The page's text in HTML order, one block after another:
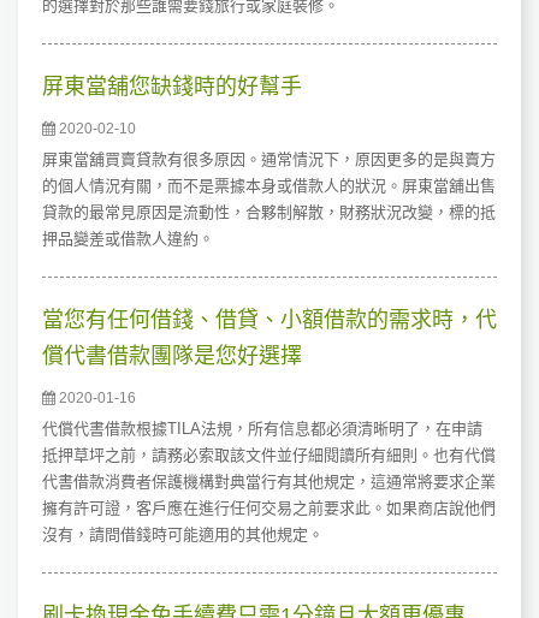
的選擇對於那些誰需要錢旅行或家庭裝修。
屏東當舖您缺錢時的好幫手
2020-02-10
屏東當舖買賣貸款有很多原因。通常情況下，原因更多的是與賣方
的個人情況有關，而不是票據本身或借款人的狀況。屏東當舖出售
貸款的最常見原因是流動性，合夥制解散，財務狀況改變，標的抵
押品變差或借款人違約。
當您有任何借錢、借貸、小額借款的需求時，代
償代書借款團隊是您好選擇
2020-01-16
代償代書借款根據TILA法規，所有信息都必須清晰明了，在申請
抵押草坪之前，請務必索取該文件並仔細閱讀所有細則。也有代償
代書借款消費者保護機構對典當行有其他規定，這通常將要求企業
擁有許可證，客戶應在進行任何交易之前要求此。如果商店說他們
沒有，請問借錢時可能適用的其他規定。